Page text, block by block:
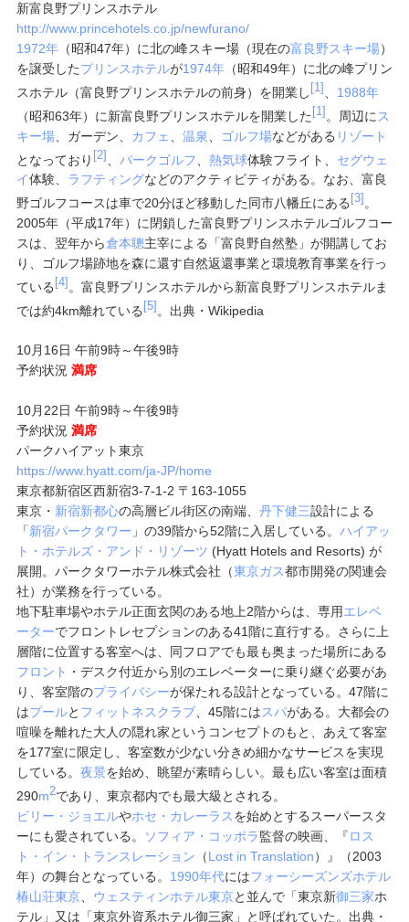
新富良野プリンスホテル
http://www.princehotels.co.jp/newfurano/
1972年（昭和47年）に北の峰スキー場（現在の富良野スキー場）
を譲受したプリンスホテルが1974年（昭和49年）に北の峰プリン
スホテル（富良野プリンスホテルの前身）を開業し [1]
1988年
（昭和63年）に新富良野プリンスホテルを開業した [1] 。周辺に ス
キー場、ガーデン、 カフェ 温泉 ゴルフ場などがある リゾート
となっており [2] パークゴルフ 熱気球体験フライト、 セグウェ
イ体験、 ラフティングなどのアクティビティがある。なお、富良
野ゴルフコースは車で20分ほど移動した同市八幡丘にある [3] 。
2005年（平成17年）に閉鎖した富良野プリンスホテルゴルフコー
スは、翌年から倉本聰主宰による「富良野自然塾」が開講してお
り、ゴルフ場跡地を森に還す自然返還事業と環境教育事業を行っ
ている [4] 。富良野プリンスホテルから新富良野プリンスホテルま
では約4km離れている [5] 。出典・Wikipedia
10月16日 午前9時～午後9時
予約状況 満席
10月22日 午前9時～午後9時
予約状況 満席
パークハイアット東京
https://www.hyatt.com/ja-JP/home
東京都新宿区西新宿3-7-1-2 〒163-1055
東京・ 新宿新都心の高層ビル街区の南端、 丹下健三設計による
「新宿パークタワー 」の39階から52階に入居している。 ハイアッ
ト・ホテルズ・アンド・リゾーツ (Hyatt Hotels and Resorts) が
展開。パークタワーホテル株式会社（東京ガス都市開発の関連会
社）が業務を行っている。
地下駐車場やホテル正面玄関のある地上2階からは、専用エレベ
ーターでフロントレセプションのある41階に直行する。さらに上
層階に位置する客室へは、同フロアでも最も奥まった場所にある
フロント ・デスク付近から別のエレベーターに乗り継ぐ必要があ
り、客室階のプライバシーが保たれる設計となっている。47階に
はプールと フィットネスクラブ、45階にはスパがある。大都会の
喧噪を離れた大人の隠れ家というコンセプトのもと、あえて客室
を177室に限定し、客室数が少ない分きめ細かなサービスを実現
している。 夜景を始め、眺望が素晴らしい。最も広い客室は面積
290m2であり、東京都内でも最大級とされる。
ビリー・ジョエルやホセ・カレーラスを始めとするスーパースタ
ーにも愛されている。
ソフィア・コッポラ監督の映画、『ロス
ト・イン・トランスレーション （Lost in Translation）』（2003
年）の舞台となっている。 1990年代にはフォーシーズンズホテル
椿山荘東京、 ウェスティンホテル東京と並んで「東京新御三家ホ
テル」又は「東京外資系ホテル御三家」と呼ばれていた。出典・